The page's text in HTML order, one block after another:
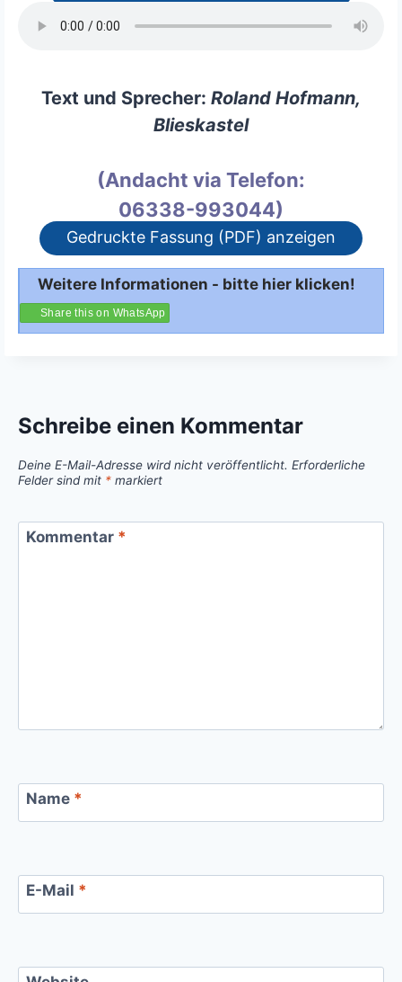
Text und Sprecher: Roland Hofmann,
Blieskastel
(Andacht via Telefon:
06338-993044)
Gedruckte Fassung (PDF) anzeigen
Weitere Informationen - bitte hier klicken!
Share this on WhatsApp
Schreibe einen Kommentar
Deine E-Mail-Adresse wird nicht veröffentlicht. Erforderliche
Felder sind mit * markiert
Kommentar *
Name *
E-Mail *